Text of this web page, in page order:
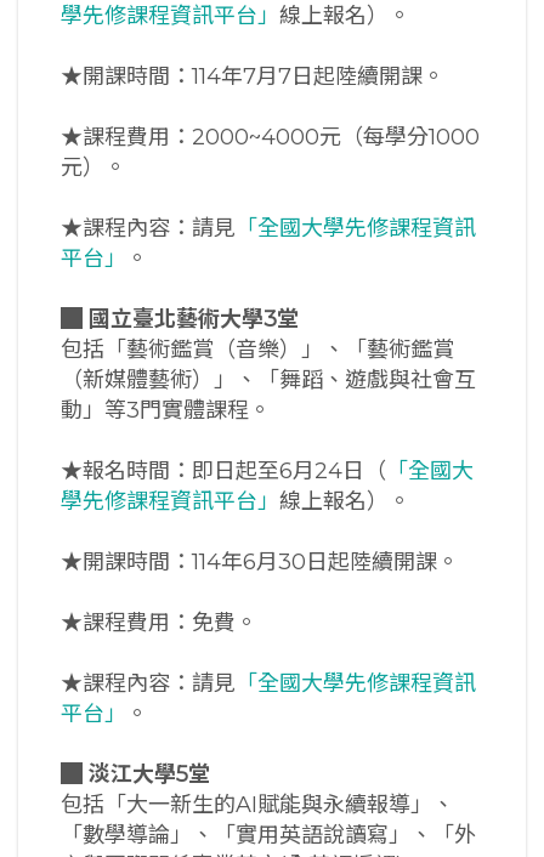
學先修課程資訊平台」 線上報名）。
★開課時間：114年7月7日起陸續開課。
★課程費用：2000~4000元（每學分1000
元）。
★課程內容：請見 「全國大學先修課程資訊
平台」
。
國立臺北藝術大學3堂
包括「藝術鑑賞（音樂）」、「藝術鑑賞
（新媒體藝術）」、「舞蹈、遊戲與社會互
動」等3門實體課程。
★報名時間：即日起至6月24日（ 「全國大
學先修課程資訊平台」 線上報名）。
★開課時間：114年6月30日起陸續開課。
★課程費用：免費。
★課程內容：請見 「全國大學先修課程資訊
平台」
。
淡江大學5堂
包括「大一新生的AI賦能與永續報導」、
「數學導論」、「實用英語說讀寫」、「外